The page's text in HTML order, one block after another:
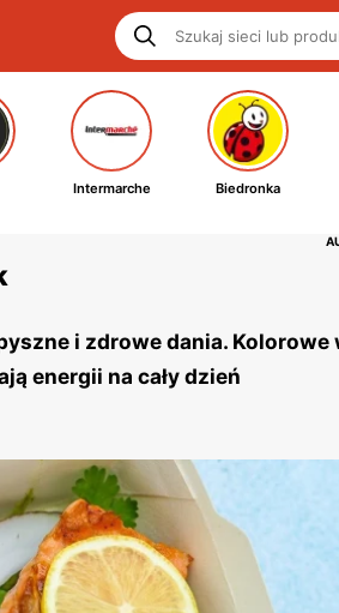
Intermarche Biedronka
i zdrowe dania. Kolorowe
energii na cały dzień